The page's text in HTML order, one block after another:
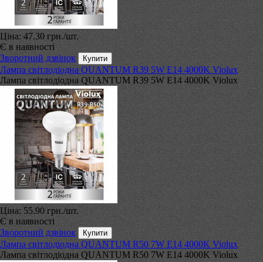
Ціна: 47.30 грн./шт.
Є в наявності
Зворотний дзвінок
Лампа світлодіодна QUANTUM R39 5W E14 4000K Violux
Лампа світлодіодна QUANTUM R39 5W E14 4000K Violux
Ціна: 55.90 грн./шт.
Є в наявності
Зворотний дзвінок
Лампа світлодіодна QUANTUM R50 7W E14 4000K Violux
Лампа світлодіодна QUANTUM R50 7W E14 4000K Violux